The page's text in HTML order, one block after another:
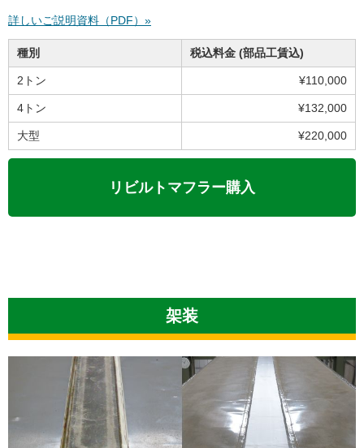
詳しいご説明資料（PDF）»
種別 税込料金 (部品工賃込)
2トン ¥110,000
4トン ¥132,000
大型 ¥220,000
リビルトマフラー購入
架装